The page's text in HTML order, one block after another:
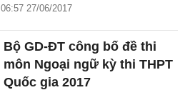
06:57 27/06/2017
Bộ GD-ĐT công bố đề thi
môn Ngoại ngữ kỳ thi THPT
Quốc gia 2017